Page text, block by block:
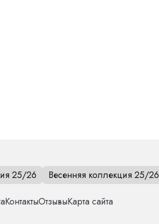
25/26 Весенняя коллекция 25/26
КонтактыОтзывыКарта сайта